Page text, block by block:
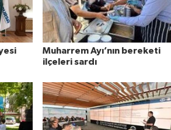
Muharrem Ayı’nın bereketi
ilçeleri sardı